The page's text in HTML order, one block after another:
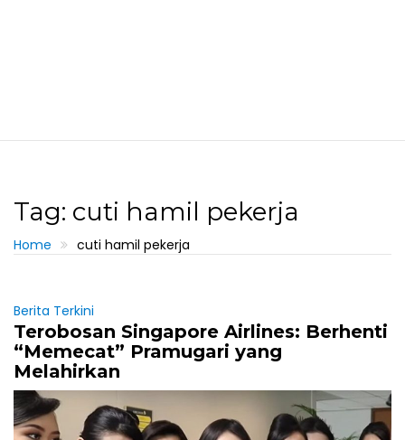
Tag: cuti hamil pekerja
Home cuti hamil pekerja
Berita Terkini
Terobosan Singapore Airlines: Berhenti
“Memecat” Pramugari yang
Melahirkan